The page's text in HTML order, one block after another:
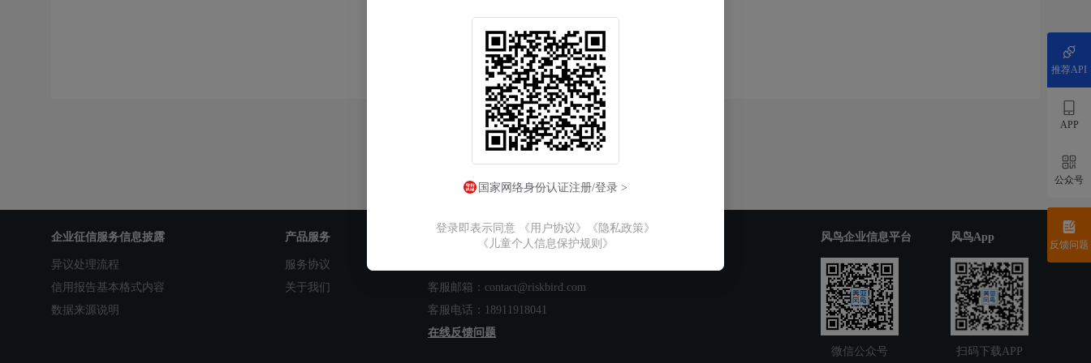
企业征信服务信息披露
异议处理流程
信用报告基本格式内容
数据来源说明
产品服务
服务协议
关于我们
联系我们
客服邮箱：contact@riskbird.com
客服电话：18911918041
在线反馈问题
风鸟企业信息平台
微信公众号
风鸟App
扫码下载APP
推荐API
APP
公众号
反馈问题
国家网络身份认证注册/登录 >
登录即表示同意 《用户协议》
《隐私政策》
《儿童个人信息保护规则》